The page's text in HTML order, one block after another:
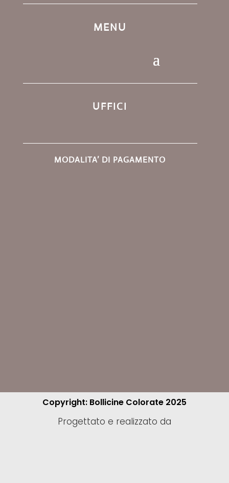
MENU
UFFICI
MODALITA’ DI PAGAMENTO
Copyright: Bollicine Colorate 2025
Progettato e realizzato da